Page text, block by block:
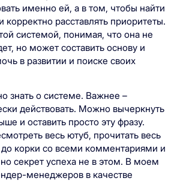
именно ей, а в том, чтобы найти
корректно расставлять приоритеты.
системой, понимая, что она не
но может составить основу и
в развитии и поиске своих
знать о системе. Важнее –
действовать. Можно вычеркнуть
и оставить просто эту фразу.
весь ютуб, прочитать весь
корки со всеми комментариями и
секрет успеха не в этом. В моем
менеджеров в качестве